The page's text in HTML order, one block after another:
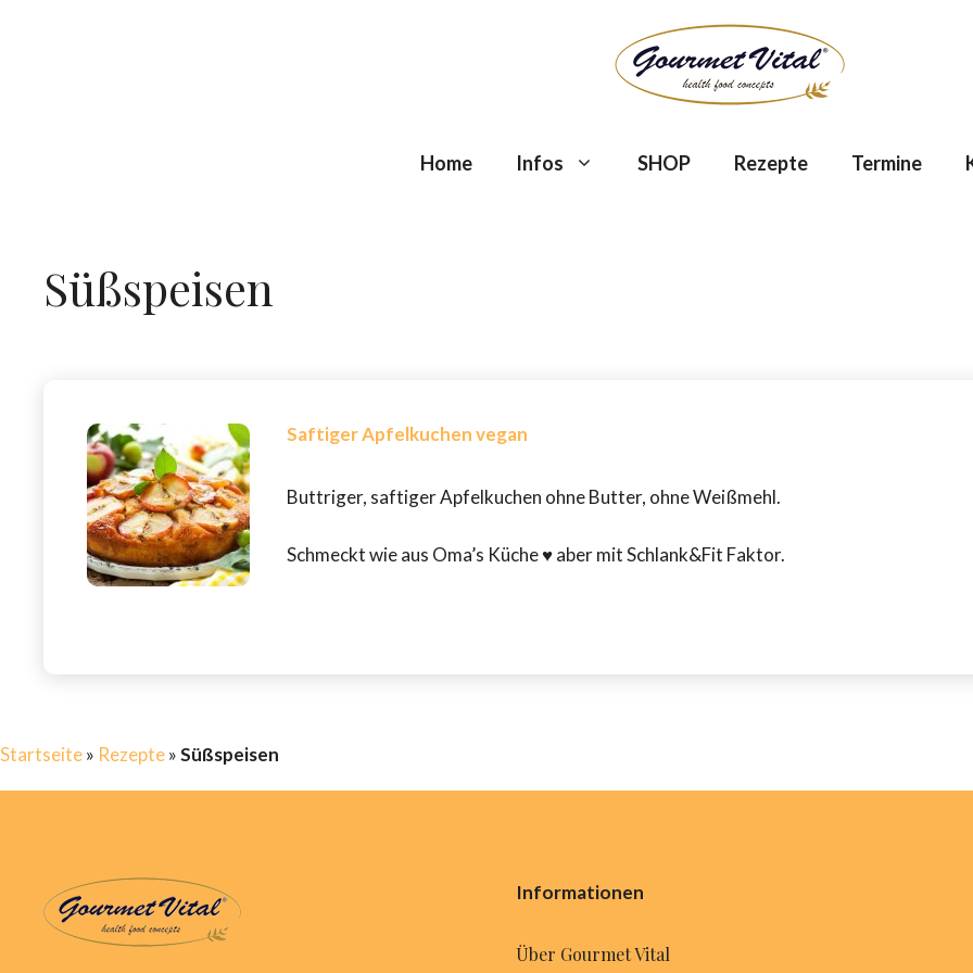
Home Infos SHOP Rezepte Termine
Süßspeisen
Saftiger Apfelkuchen vegan
Buttriger, saftiger Apfelkuchen ohne Butter, ohne Weißmehl.
Schmeckt wie aus Oma’s Küche ♥ aber mit Schlank&Fit Faktor.
Startseite» Rezepte»Süßspeisen
Informationen
Über Gourmet Vital